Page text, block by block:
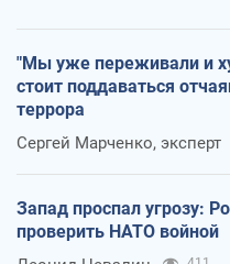
"Мы уже переживали и
стоит поддаваться
террора
Сергей Марченко, эксперт
Запад проспал угрозу:
проверить НАТО войной